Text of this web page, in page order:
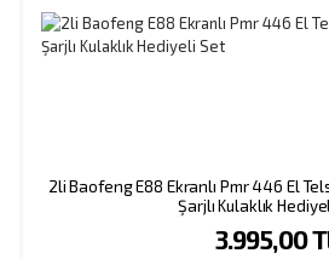
2li Baofeng E88 Ekranlı Pmr 446 El
Şarjlı Kulaklık
3.995,00